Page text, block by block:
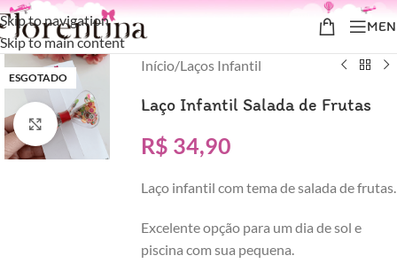
Skip to navigation
Skip to main content
ESGOTADO
Clique para ampliar
Início/Laços Infantil
Laço Infantil Salada de Frutas
R$ 34,90
Laço infantil com tema de salada de frutas.
Excelente opção para um dia de sol e
piscina com sua pequena.